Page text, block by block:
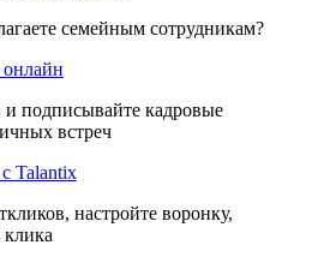
семейным сотрудникам?
и подписывайте кадровые
встреч
Talantix
настройте воронку,
клика